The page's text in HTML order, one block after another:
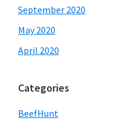
September 2020
May 2020
April 2020
Categories
BeefHunt